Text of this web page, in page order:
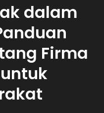
dalam
Firma